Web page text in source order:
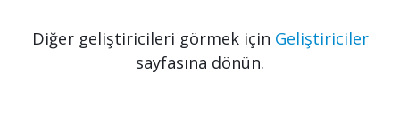
Diğer geliştiricileri görmek için Geliştiriciler
sayfasına dönün.